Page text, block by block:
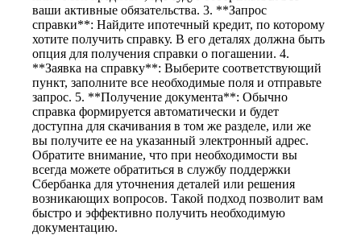
ваши активные обязательства. 3. **Запрос
справки**: Найдите ипотечный кредит, по которому
хотите получить справку. В его деталях должна быть
опция для получения справки о погашении. 4.
**Заявка на справку**: Выберите соответствующий
пункт, заполните все необходимые поля и отправьте
запрос. 5. **Получение документа**: Обычно
справка формируется автоматически и будет
доступна для скачивания в том же разделе, или же
вы получите ее на указанный электронный адрес.
Обратите внимание, что при необходимости вы
всегда можете обратиться в службу поддержки
Сбербанка для уточнения деталей или решения
возникающих вопросов. Такой подход позволит вам
быстро и эффективно получить необходимую
документацию.